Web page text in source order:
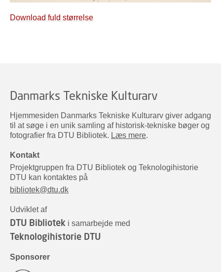
Download fuld størrelse
Danmarks Tekniske Kulturarv
Hjemmesiden Danmarks Tekniske Kulturarv giver adgang
til at søge i en unik samling af historisk-tekniske bøger og
fotografier fra DTU Bibliotek. Læs mere.
Kontakt
Projektgruppen fra DTU Bibliotek og Teknologihistorie
DTU kan kontaktes på
bibliotek@dtu.dk
Udviklet af
DTU Bibliotek i samarbejde med
Teknologihistorie DTU
Sponsorer